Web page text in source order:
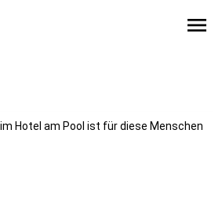
menu
Hotel am Pool ist für diese Menschen